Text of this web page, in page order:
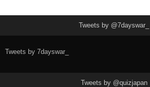
Tweets by @7dayswar_
Tweets by 7dayswar_
Tweets by @quizjapan